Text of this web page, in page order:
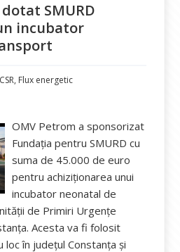
SMURD
incubator
Categorii
CSR, Flux energetic
OMV Petrom a sponsorizat
Fundaţia pentru SMURD cu
suma de 45.000 de euro
pentru achiziționarea unui
incubator neonatal de
de Primiri Urgențe
Acesta va fi folosit
loc în județul Constanţa şi